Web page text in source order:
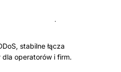
stabilne łącza
operatorów i firm.